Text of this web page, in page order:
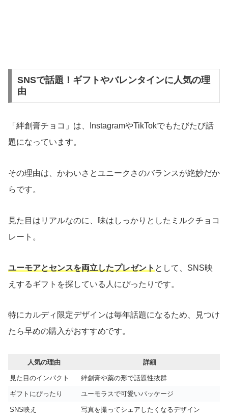
SNSで話題！ギフトやバレンタインに人気の理
由
「絆創膏チョコ」は、InstagramやTikTokでもたびたび話
題になっています。
その理由は、かわいさとユニークさのバランスが絶妙だか
らです。
見た目はリアルなのに、味はしっかりとしたミルクチョコ
レート。
ユーモアとセンスを両立したプレゼントとして、SNS映
えするギフトを探している人にぴったりです。
特にカルディ限定デザインは毎年話題になるため、見つけ
たら早めの購入がおすすめです。
人気の理由 詳細
見た目のインパクト 絆創膏や薬の形で話題性抜群
ギフトにぴったり ユーモラスで可愛いパッケージ
SNS映え 写真を撮ってシェアしたくなるデザイン